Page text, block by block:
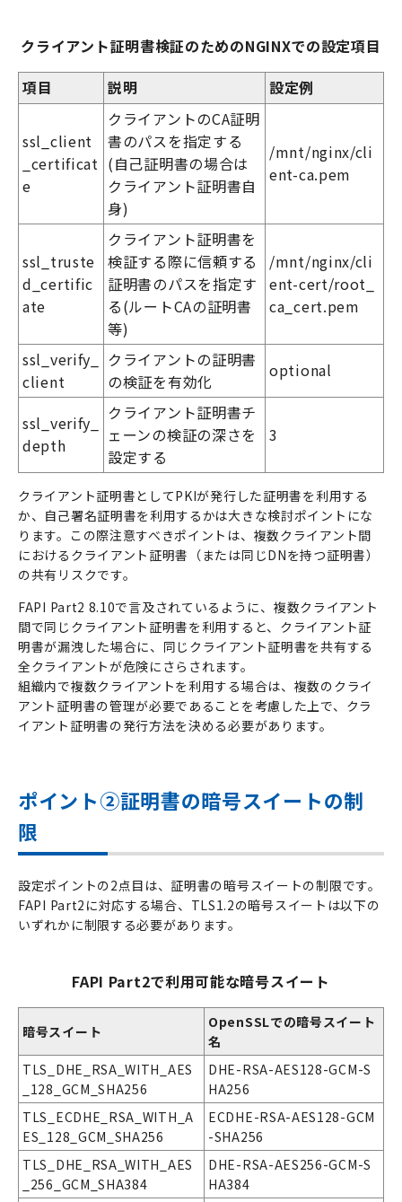
クライアント証明書検証のためのNGINXでの設定項目
項目
説明 設定例
ssl_client
_certificat
e
クライアントのCA証明
書のパスを指定する
(自己証明書の場合は
クライアント証明書自
身)
/mnt/nginx/cli
ent-ca.pem
ssl_truste
d_certific
ate
クライアント証明書を
検証する際に信頼する
証明書のパスを指定す
る(ルートCAの証明書
等)
/mnt/nginx/cli
ent-cert/root_
ca_cert.pem
ssl_verify_
client
クライアントの証明書
の検証を有効化
optional
ssl_verify_
depth
クライアント証明書チ
ェーンの検証の深さを
設定する
3
クライアント証明書としてPKIが発行した証明書を利用する
か、自己署名証明書を利用するかは大きな検討ポイントにな
ります。この際注意すべきポイントは、複数クライアント間
におけるクライアント証明書（または同じDNを持つ証明書）
の共有リスクです。
FAPI Part2 8.10で言及されているように、複数クライアント
間で同じクライアント証明書を利用すると、クライアント証
明書が漏洩した場合に、同じクライアント証明書を共有する
全クライアントが危険にさらされます。
組織内で複数クライアントを利用する場合は、複数のクライ
アント証明書の管理が必要であることを考慮した上で、クラ
イアント証明書の発行方法を決める必要があります。
ポイント➁証明書の暗号スイートの制
限
設定ポイントの2点目は、証明書の暗号スイートの制限です。
FAPI Part2に対応する場合、TLS1.2の暗号スイートは以下の
いずれかに制限する必要があります。
FAPI Part2で利用可能な暗号スイート
暗号スイート
OpenSSLでの暗号スイート
名
TLS_DHE_RSA_WITH_AES
_128_GCM_SHA256
DHE-RSA-AES128-GCM-S
HA256
TLS_ECDHE_RSA_WITH_A
ES_128_GCM_SHA256
ECDHE-RSA-AES128-GCM
-SHA256
TLS_DHE_RSA_WITH_AES
_256_GCM_SHA384
DHE-RSA-AES256-GCM-S
HA384